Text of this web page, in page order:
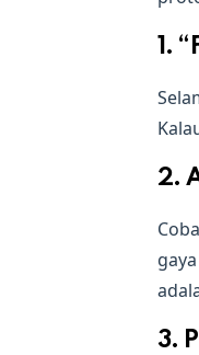
1.
2.
Coba
3.